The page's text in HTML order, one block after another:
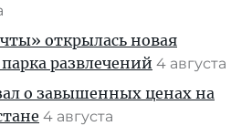
открылась новая
развлечений 4 августа
о завышенных ценах на
4 августа